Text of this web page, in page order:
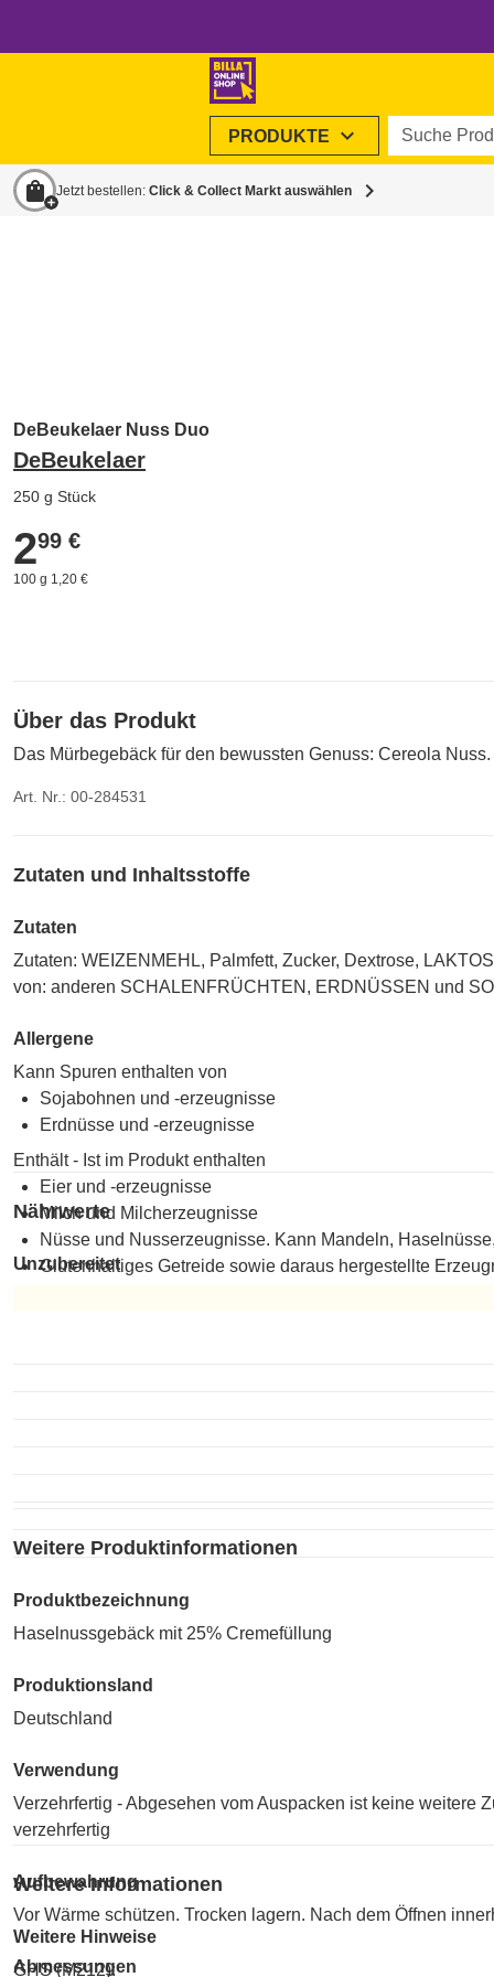
PRODUKTE expand_more Suche
shopping_bag Jetzt bestellen: Click & Collect Markt auswählen chevron_right
DeBeukelaer Nuss Duo
DeBeukelaer
250 g Stück
2,99 €
299 €
100 g 1,20 €
Über das Produkt
Das Mürbegebäck für den bewussten Genuss: Cereola Nuss.
Art. Nr.: 00-284531
Zutaten und Inhaltsstoffe
Zutaten
Zutaten: WEIZENMEHL, Palmfett, Zucker, Dextrose,
von: anderen SCHALENFRÜCHTEN, ERDNÜSSEN und
Allergene
Kann Spuren enthalten von
Sojabohnen und -erzeugnisse
Erdnüsse und -erzeugnisse
Enthält - Ist im Produkt enthalten
Eier und -erzeugnisse
Milch und Milcherzeugnisse
Nüsse und Nusserzeugnisse. Kann Mandeln,
Glutenhaltiges Getreide sowie daraus hergestellte
Nährwerte
Unzubereitet
Weitere Produktinformationen
Produktbezeichnung
Haselnussgebäck mit 25% Cremefüllung
Produktionsland
Deutschland
Verwendung
Verzehrfertig - Abgesehen vom Auspacken ist keine weitere
verzehrfertig
Aufbewahrung
Vor Wärme schützen. Trocken lagern. Nach dem Öffnen
Abmessungen
Weitere Informationen
Weitere Hinweise
GHS (M212):